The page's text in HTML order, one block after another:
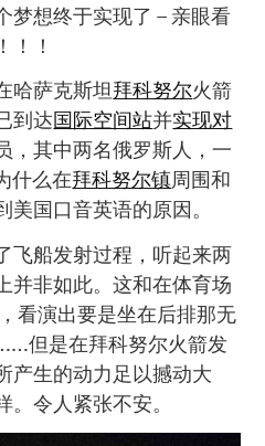
梦想终于实现了 – 亲眼看
！！
哈萨克斯坦拜科努尔火箭
到达国际空间站并实现对
，其中两名俄罗斯人，一
什么在拜科努尔镇周围和
国口音英语的原因。
飞船发射过程，听起来两
并非如此。这和在体育场
看演出要是坐在后排那无
但是在拜科努尔火箭发
产生的动力足以撼动大
令人紧张不安。